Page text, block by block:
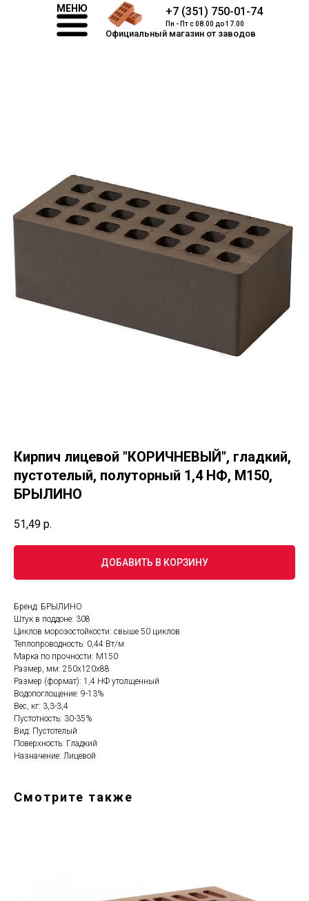
Официальный магазин от заводов
МЕНЮ +7 (351) 750-01-74
Пн - Пт с 08.00 до 17.00
Кирпич лицевой "КОРИЧНЕВЫЙ", гладкий,
пустотелый, полуторный 1,4 НФ, М150,
БРЫЛИНО
51,49 р.
ДОБАВИТЬ В КОРЗИНУ
Бренд: БРЫЛИНО
Штук в поддоне: 308
Циклов морозостойкости: свыше 50 циклов
Теплопроводность: 0,44 Вт/м
Марка по прочности: М150
Размер, мм: 250x120x88
Размер (формат): 1,4 НФ утолщенный
Водопоглощение: 9-13%
Вес, кг: 3,3-3,4
Пустотность: 30-35%
Вид: Пустотелый
Поверхность: Гладкий
Назначение: Лицевой
Смотрите также